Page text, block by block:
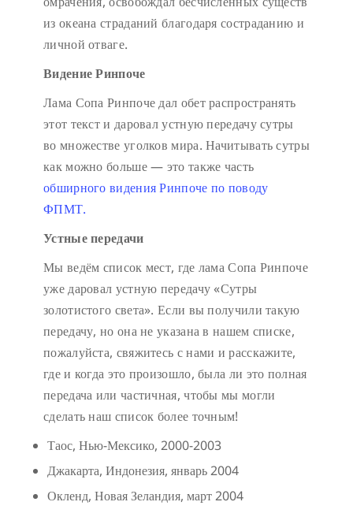
из океана страданий благодаря состраданию и
личной отваге.
Видение Ринпоче
Лама Сопа Ринпоче дал обет распространять
этот текст и даровал устную передачу сутры
во множестве уголков мира. Начитывать сутры
как можно больше — это также часть
обширного видения Ринпоче по поводу
ФПМТ.
Устные передачи
Мы ведём список мест, где лама Сопа Ринпоче
уже даровал устную передачу «Сутры
золотистого света». Если вы получили такую
передачу, но она не указана в нашем списке,
пожалуйста, свяжитесь с нами и расскажите,
где и когда это произошло, была ли это полная
передача или частичная, чтобы мы могли
сделать наш список более точным!
Таос, Нью-Мексико, 2000-2003
Джакарта, Индонезия, январь 2004
Окленд, Новая Зеландия, март 2004